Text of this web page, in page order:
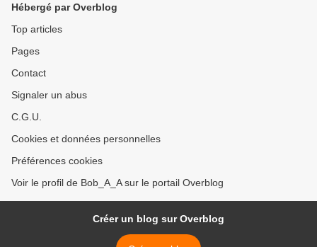
Hébergé par Overblog
Top articles
Pages
Contact
Signaler un abus
C.G.U.
Cookies et données personnelles
Préférences cookies
Voir le profil de Bob_A_A sur le portail Overblog
Créer un blog sur Overblog